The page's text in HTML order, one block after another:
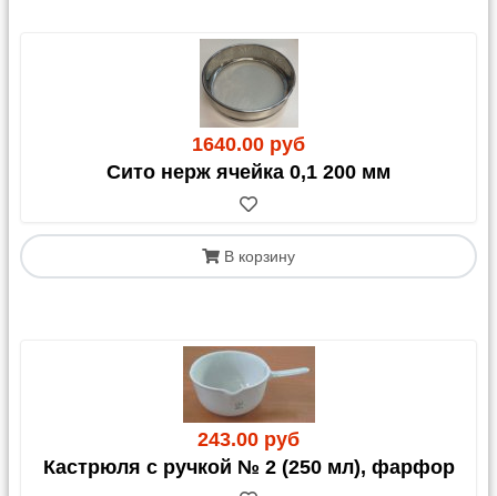
1640.00 руб
Сито нерж ячейка 0,1 200 мм
В корзину
243.00 руб
Кастрюля с ручкой № 2 (250 мл), фарфор